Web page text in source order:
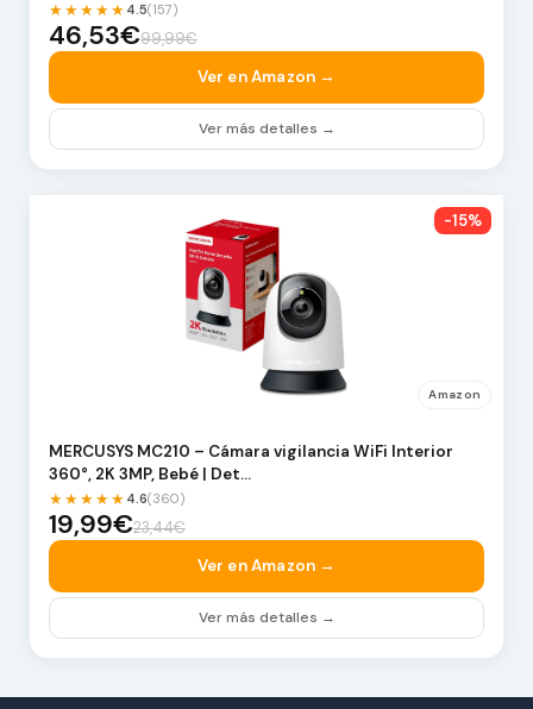
★★★★★ 4.5(157)
46,53€99,99€
Ver en Amazon →
Ver más detalles →
-15%
Amazon
MERCUSYS MC210 – Cámara vigilancia WiFi Interior
360°, 2K 3MP, Bebé | Det…
★★★★★ 4.6(360)
19,99€23,44€
Ver en Amazon →
Ver más detalles →